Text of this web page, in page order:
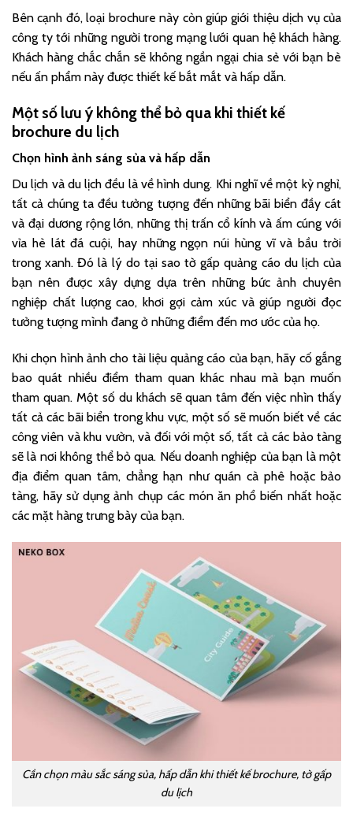
Bên cạnh đó, loại brochure này còn giúp giới thiệu dịch vụ của
công ty tới những người trong mạng lưới quan hệ khách hàng.
Khách hàng chắc chắn sẽ không ngần ngại chia sẻ với bạn bè
nếu ấn phẩm này được thiết kế bắt mắt và hấp dẫn.
Một số lưu ý không thể bỏ qua khi thiết kế
brochure du lịch
Chọn hình ảnh sáng sủa và hấp dẫn
Du lịch và du lịch đều là về hình dung. Khi nghĩ về một kỳ nghỉ,
tất cả chúng ta đều tưởng tượng đến những bãi biển đầy cát
và đại dương rộng lớn, những thị trấn cổ kính và ấm cúng với
vỉa hè lát đá cuội, hay những ngọn núi hùng vĩ và bầu trời
trong xanh. Đó là lý do tại sao tờ gấp quảng cáo du lịch của
bạn nên được xây dựng dựa trên những bức ảnh chuyên
nghiệp chất lượng cao, khơi gợi cảm xúc và giúp người đọc
tưởng tượng mình đang ở những điểm đến mơ ước của họ.
Khi chọn hình ảnh cho tài liệu quảng cáo của bạn, hãy cố gắng
bao quát nhiều điểm tham quan khác nhau mà bạn muốn
tham quan. Một số du khách sẽ quan tâm đến việc nhìn thấy
tất cả các bãi biển trong khu vực, một số sẽ muốn biết về các
công viên và khu vườn, và đối với một số, tất cả các bảo tàng
sẽ là nơi không thể bỏ qua. Nếu doanh nghiệp của bạn là một
địa điểm quan tâm, chẳng hạn như quán cà phê hoặc bảo
tàng, hãy sử dụng ảnh chụp các món ăn phổ biến nhất hoặc
các mặt hàng trưng bày của bạn.
Cần chọn màu sắc sáng sủa, hấp dẫn khi thiết kế brochure, tờ gấp
du lịch